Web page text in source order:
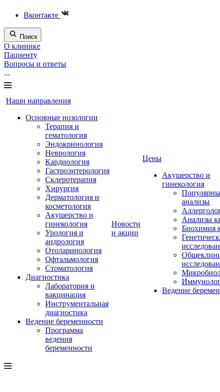
Вконтакте
Поиск
О клинике
Пациенту
Вопросы и ответы
...
Наши направления
Основные нозологии
Терапия и
гематология
Эндокринология
Неврология
Кардиология
Гастроэнтерология
Склеротерапия
Хирургия
Дерматология и
косметология
Акушерство и
гинекология
Урология и
андрология
Отоларинология
Офтальмология
Стоматология
Диагностика
Лаборатория и
вакцинация
Инструментальная
диагностика
Ведение беременности
Программа
ведения
беременности
Новости
и акции
Цены
Акушерство и
гинекология
анализы
Анализы
Биохимия
Ведение